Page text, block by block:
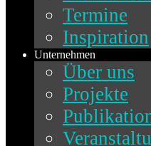
Termine
Inspiration
Unternehmen
Über uns
Projekte